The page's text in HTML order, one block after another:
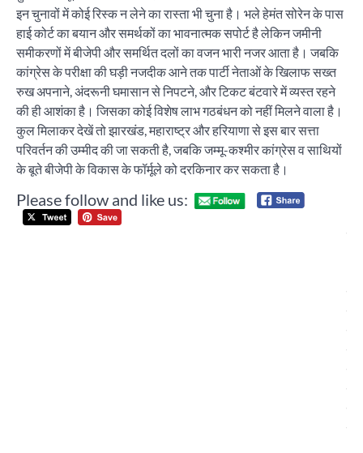
इन चुनावों में कोई रिस्क न लेने का रास्ता भी चुना है। भले हेमंत सोरेन के पास
हाई कोर्ट का बयान और समर्थकों का भावनात्मक सपोर्ट है लेकिन जमीनी
समीकरणों में बीजेपी और समर्थित दलों का वजन भारी नजर आता है। जबकि
कांग्रेस के परीक्षा की घड़ी नजदीक आने तक पार्टी नेताओं के खिलाफ सख्त
रुख अपनाने, अंदरूनी घमासान से निपटने, और टिकट बंटवारे में व्यस्त रहने
की ही आशंका है। जिसका कोई विशेष लाभ गठबंधन को नहीं मिलने वाला है।
कुल मिलाकर देखें तो झारखंड, महाराष्ट्र और हरियाणा से इस बार सत्ता
परिवर्तन की उम्मीद की जा सकती है, जबकि जम्मू-कश्मीर कांग्रेस व साथियों
के बूते बीजेपी के विकास के फॉर्मूले को दरकिनार कर सकता है।
Please follow and like us:
Post